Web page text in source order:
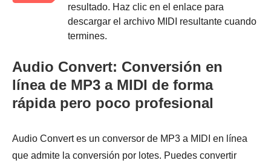
resultado. Haz clic en el enlace para
descargar el archivo MIDI resultante cuando
termines.
Audio Convert: Conversión en
línea de MP3 a MIDI de forma
rápida pero poco profesional
Audio Convert es un conversor de MP3 a MIDI en línea
que admite la conversión por lotes. Puedes convertir